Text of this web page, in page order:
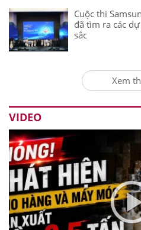
Cuộc thi
đã tìm ra các
sắc
Xem
VIDEO